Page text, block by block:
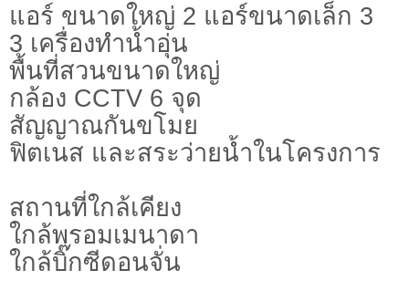
แอร์ ขนาดใหญ่ 2 แอร์ขนาดเล็ก 3
3 เครื่องทำน้ำอุ่น
พื้นที่สวนขนาดใหญ่
กล้อง CCTV 6 จุด
สัญญาณกันขโมย
ฟิตเนส และสระว่ายน้ำในโครงการ
สถานที่ใกล้เคียง
ใกล้พรอมเมนาดา
ใกล้บิ๊กซีดอนจั่น